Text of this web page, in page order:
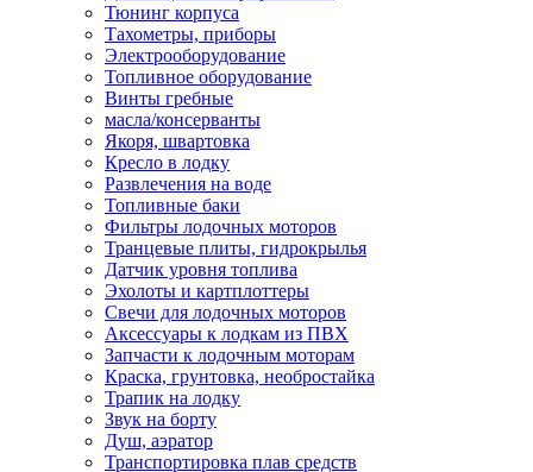
Тюнинг корпуса
Тахометры, приборы
Электрооборудование
Топливное оборудование
Винты гребные
масла/консерванты
Якоря, швартовка
Кресло в лодку
Развлечения на воде
Топливные баки
Фильтры лодочных моторов
Транцевые плиты, гидрокрылья
Датчик уровня топлива
Эхолоты и картплоттеры
Cвечи для лодочных моторов
Аксессуары к лодкам из ПВХ
Запчасти к лодочным моторам
Краска, грунтовка, необростайка
Трапик на лодку
Звук на борту
Душ, аэратор
Транспортировка плав средств